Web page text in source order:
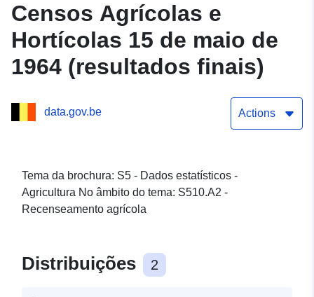
Censos Agrícolas e
Hortícolas 15 de maio de
1964 (resultados finais)
data.gov.be Actions
Tema da brochura: S5 - Dados estatísticos -
Agricultura No âmbito do tema: S510.A2 -
Recenseamento agrícola
Distribuições 2